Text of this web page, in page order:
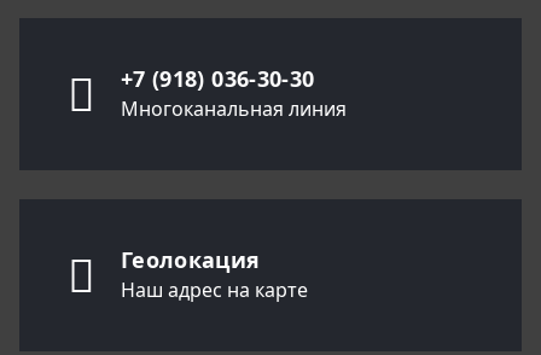
+7 (918) 036-30-30
Многоканальная линия
Геолокация
Наш адрес на карте